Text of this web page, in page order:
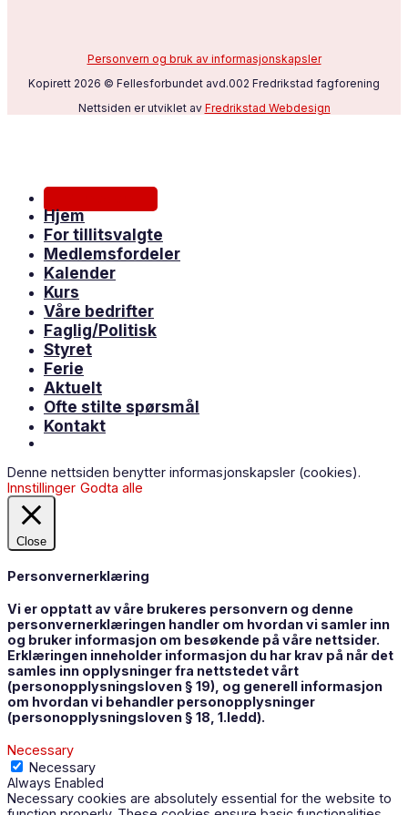
Personvern og bruk av informasjonskapsler
Kopirett 2026 © Fellesforbundet avd.002 Fredrikstad fagforening
Nettsiden er utviklet av Fredrikstad Webdesign
Hjem
For tillitsvalgte
Medlemsfordeler
Kalender
Kurs
Våre bedrifter
Faglig/Politisk
Styret
Ferie
Aktuelt
Ofte stilte spørsmål
Kontakt
Denne nettsiden benytter informasjonskapsler (cookies).
Innstillinger Godta alle
Close
Personvernerklæring
Vi er opptatt av våre brukeres personvern og denne
personvernerklæringen handler om hvordan vi samler inn
og bruker informasjon om besøkende på våre nettsider.
Erklæringen inneholder informasjon du har krav på når det
samles inn opplysninger fra nettstedet vårt
(personopplysningsloven § 19), og generell informasjon
om hvordan vi behandler personopplysninger
(personopplysningsloven § 18, 1.ledd).
Necessary
Necessary
Always Enabled
Necessary cookies are absolutely essential for the website to